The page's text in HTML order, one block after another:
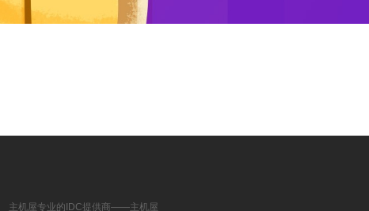
主机屋专业的IDC提供商――主机屋